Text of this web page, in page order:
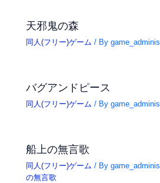
天邪鬼の森
同人(フリー)ゲーム / By
バグアンドピース
同人(フリー)ゲーム / By
船上の無言歌
同人(フリー)ゲーム / By
の無言歌